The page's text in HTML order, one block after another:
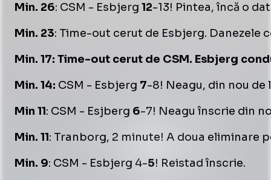
Min. 26: CSM - Esbjerg 12-13! Pintea, încă o
Min. 23: Time-out cerut de Esbjerg. Danezele
Min. 17: Time-out cerut de CSM. Esbjerg
Min. 14: CSM - Esbjerg 7-8! Neagu, din nou de
Min 11: CSM - Esjberg 6-7! Neagu înscrie din
Min. 11: Tranborg, 2 minute! A doua eliminare
Min. 9: CSM - Esbjerg 4-5! Reistad înscrie.